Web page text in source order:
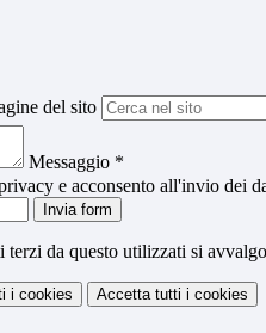
del sito
Messaggio *
e acconsento all'invio dei
Invia form
terzi da questo utilizzati si
i cookies Accetta tutti i cookies